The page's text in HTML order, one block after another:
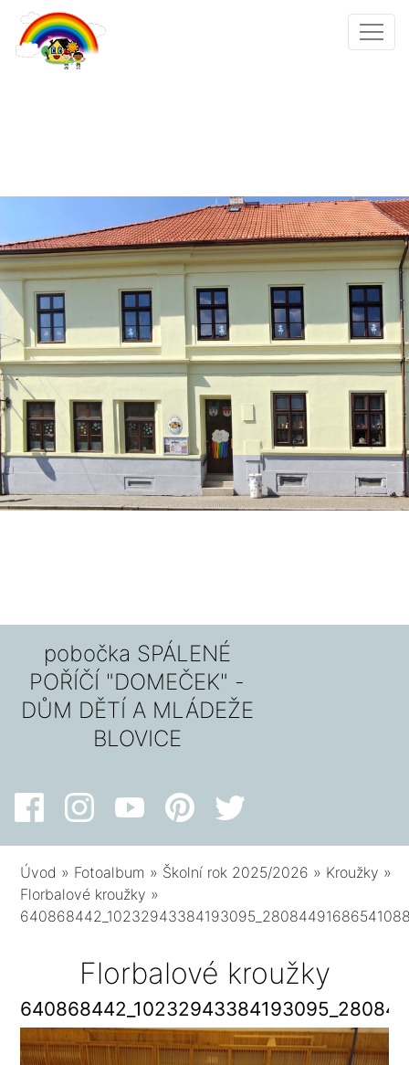
pobočka SPÁLENÉ
POŘÍČÍ "DOMEČEK" -
DŮM DĚTÍ A MLÁDEŽE
BLOVICE
Úvod » Fotoalbum » Školní rok 2025/2026 » Kroužky »
Florbalové kroužky »
Florbalové kroužky